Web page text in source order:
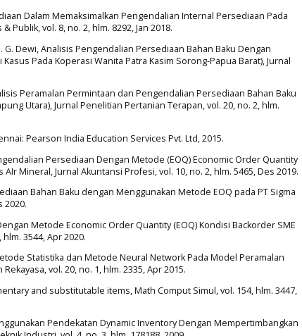
Dalam Memaksimalkan Pengendalian Internal Persediaan Pada
Publik, vol. 8, no. 2, hlm. 8292, Jan 2018.
G. Dewi, Analisis Pengendalian Persediaan Bahan Baku Dengan
Pada Koperasi Wanita Patra Kasim Sorong-Papua Barat), Jurnal
Peramalan Permintaan dan Pengendalian Persediaan Bahan Baku
Utara), Jurnal Penelitian Pertanian Terapan, vol. 20, no. 2, hlm.
Pearson India Education Services Pvt. Ltd, 2015.
Persediaan Dengan Metode (EOQ) Economic Order Quantity
Mineral, Jurnal Akuntansi Profesi, vol. 10, no. 2, hlm. 5465, Des 2019.
Bahan Baku dengan Menggunakan Metode EOQ pada PT Sigma
2020.
Metode Economic Order Quantity (EOQ) Kondisi Backorder SME
hlm. 3544, Apr 2020.
Statistika dan Metode Neural Network Pada Model Peramalan
vol. 20, no. 1, hlm. 2335, Apr 2015.
and substitutable items, Math Comput Simul, vol. 154, hlm. 3447,
Pendekatan Dynamic Inventory Dengan Mempertimbangkan